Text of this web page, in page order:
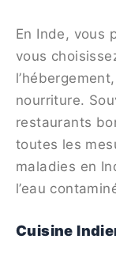
En Inde, vous
vous
nourriture.
restaurants
toutes les
maladies en
l’eau
Cuisine